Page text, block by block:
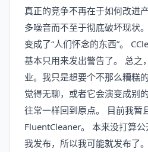
真正的竞争不再在于如何改进
多噪音而不至于彻底破坏现状
变成了“人们怀念的东西”。
基本只用来发出警告了。 总之
业。我只是想要个不那么糟糕
觉得无聊，或者它会演变成别
往常一样回到原点。 目前我暂
FluentCleaner。 本来没打算
我发布，所以我可能就发布了